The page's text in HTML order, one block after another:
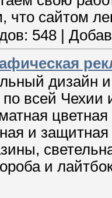
что сайтом
548
дизайн
всей
цветная
и
и